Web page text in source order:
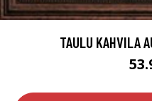
TAULU KAHVILA